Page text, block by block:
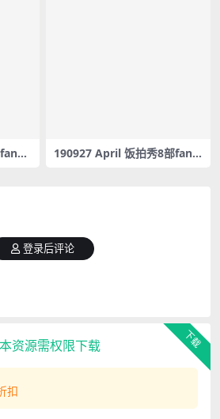
190927 April 饭拍秀8部fanc
登录后评论
下载
本资源需权限下载
扣